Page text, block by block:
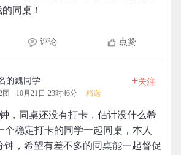
同桌！
评论 点赞
的魏同学
团 10月21日 23时46分 精选
+关注
，同桌还没有打卡，估计没什么希
个稳定打卡的同学一起同桌，本人
钟，希望有差不多的同桌能一起督促